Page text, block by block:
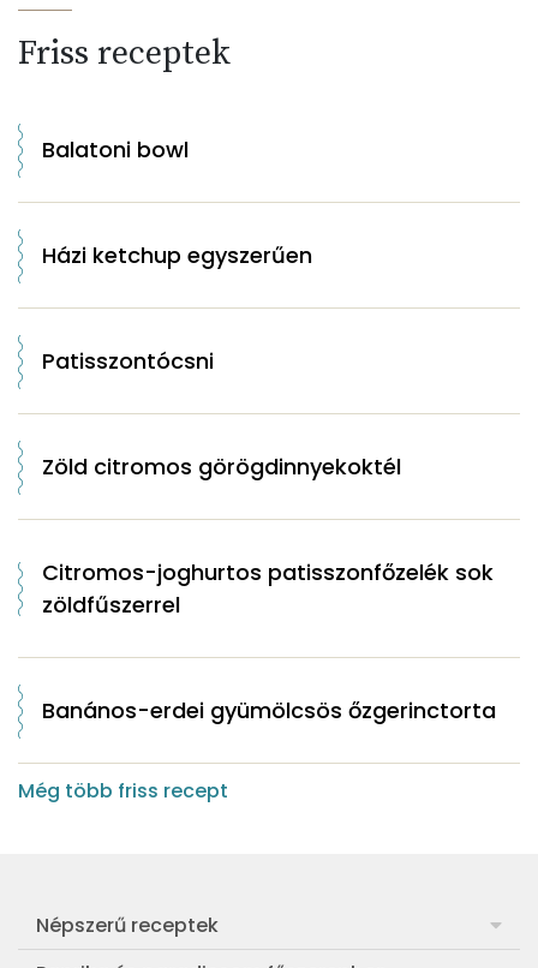
Friss receptek
Balatoni bowl
Házi ketchup egyszerűen
Patisszontócsni
Zöld citromos görögdinnyekoktél
Citromos-joghurtos patisszonfőzelék sok
zöldfűszerrel
Banános-erdei gyümölcsös őzgerinctorta
Még több friss recept
Népszerű receptek